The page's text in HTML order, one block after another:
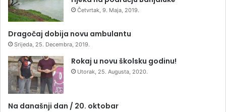
Četvrtak, 9. Maja, 2019.
Dragočaj dobija novu ambulantu
Srijeda, 25. Decembra, 2019.
Rokaj u novu školsku godinu!
Utorak, 25. Augusta, 2020.
Na današnji dan / 20. oktobar